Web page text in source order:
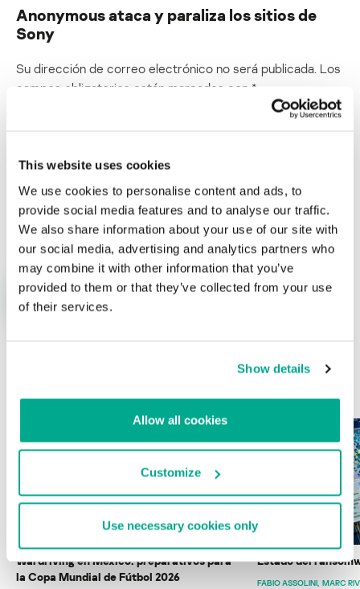
This website uses cookies
We use cookies to personalise content and ads, to
provide social media features and to analyse our traffic.
We also share information about your use of our site with
our social media, advertising and analytics partners who
may combine it with other information that you’ve
provided to them or that they’ve collected from your use
of their services.
Show details
Allow all cookies
Customize
Use necessary cookies only
Anonymous ataca y paraliza los sitios de
Sony
Su dirección de correo electrónico no será publicada. Los
campos obligatorios están marcados con *
Nombre* Correo electrónico*
Wardriving en México: preparativos para
la Copa Mundial de Fútbol 2026
Estado del
FABIO ASSOLINI MARC